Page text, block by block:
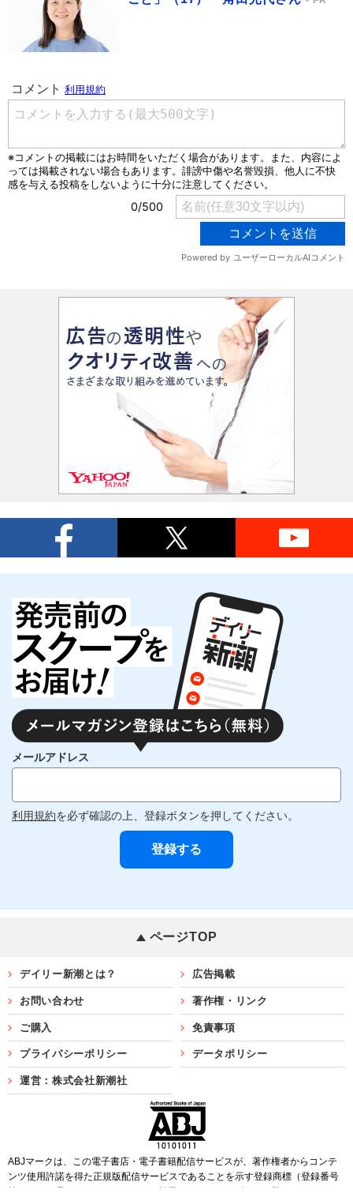
メールアドレス
利用規約を必ず確認の上、登録ボタンを押してください。
ページTOP
デイリー新潮とは？ 広告掲載
お問い合わせ 著作権・リンク
ご購入 免責事項
プライバシーポリシー データポリシー
運営：株式会社新潮社
ABJマークは、この電子書店・電子書籍配信サービスが、著作権者からコンテ
ンツ使用許諾を得た正規版配信サービスであることを示す登録商標（登録番号